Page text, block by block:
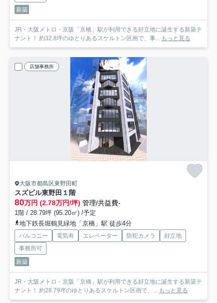
新築
JR・大阪メトロ・京阪「京橋」駅が利用できる好立地に誕生する新築テ
ナント！ 約32.8坪のゆとりあるスケルトン区画で、事...
もっと見る
店舗事務所
大阪市都島区東野田町
スズビル東野田 １階
80万円 (2.78万円/坪) 管理/共益費-
1階 / 28.79坪 (95.20㎡) /予定
地下鉄長堀鶴見緑地「京橋」駅 徒歩4分
バルコニー 電気有 エレベーター 防犯カメラ
好立地
事務所可
新築
JR・大阪メトロ・京阪「京橋」駅が利用できる好立地に誕生する新築テ
ナント！ 約28.79坪のゆとりあるスケルトン区画で、...
もっと見る